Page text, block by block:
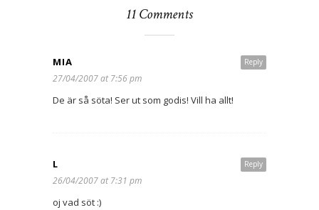
11 Comments
Reply
MIA
27/04/2007 at 7:56 pm
De är så söta! Ser ut som godis! Vill ha allt!
Reply
L
26/04/2007 at 7:31 pm
oj vad söt :)